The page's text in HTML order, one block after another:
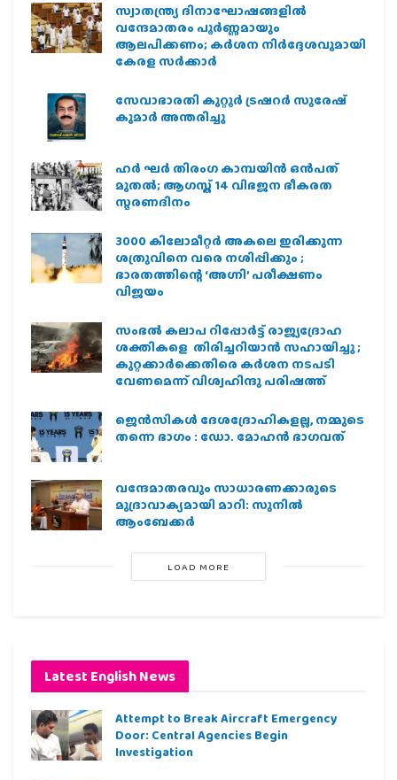
സ്വാതന്ത്ര്യ ദിനാഘോഷങ്ങളിൽ
വന്ദേമാതരം പൂർണ്ണമായും
ആലപിക്കണം; കർശന നിർദ്ദേശവുമായി
കേരള സർക്കാർ
സേവാഭാരതി കുറ്റൂർ ട്രഷറർ സുരേഷ്
കുമാർ അന്തരിച്ചു
ഹര്‍ ഘര്‍ തിരംഗ കാമ്പയിന്‍ ഒന്‍പത്
മുതല്‍; ആഗസ്ത് 14 വിഭജന ഭീകരത
സ്മരണദിനം
3000 കിലോമീറ്റർ അകലെ ഇരിക്കുന്ന
ശത്രുവിനെ വരെ നശിപ്പിക്കും ;
ഭാരതത്തിന്റെ ‘അഗ്നി’ പരീക്ഷണം
വിജയം
സംഭൽ കലാപ റിപ്പോർട്ട് രാജ്യദ്രോഹ
ശക്തികളെ തിരിച്ചറിയാൻ സഹായിച്ചു ;
കുറ്റക്കാർക്കെതിരെ കർശന നടപടി
വേണമെന്ന് വിശ്വഹിന്ദു പരിഷത്ത്
ജെന്‍സികള്‍ ദേശദ്രോഹികളല്ല, നമ്മുടെ
തന്നെ ഭാഗം : ഡോ. മോഹന്‍ ഭാഗവത്
വന്ദേമാതരവും സാധാരണക്കാരുടെ
മുദ്രാവാക്യമായി മാറി: സുനിൽ
ആംബേക്കർ
LOAD MORE
Latest English News
Attempt to Break Aircraft Emergency
Door: Central Agencies Begin
Investigation